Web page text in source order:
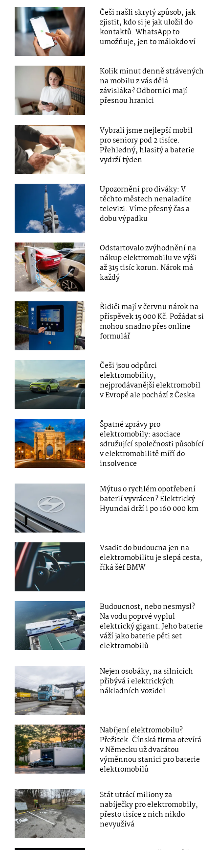
Češi našli skrytý způsob, jak
zjistit, kdo si je jak uložil do
kontaktů. WhatsApp to
umožňuje, jen to málokdo ví
Kolik minut denně strávených
na mobilu z vás dělá
závisláka? Odborníci mají
přesnou hranici
Vybrali jsme nejlepší mobil
pro seniory pod 2 tisíce.
Přehledný, hlasitý a baterie
vydrží týden
Upozornění pro diváky: V
těchto městech nenaladíte
televizi. Víme přesný čas a
dobu výpadku
Odstartovalo zvýhodnění na
nákup elektromobilu ve výši
až 315 tisíc korun. Nárok má
každý
Řidiči mají v červnu nárok na
příspěvek 15 000 Kč. Požádat si
mohou snadno přes online
formulář
Češi jsou odpůrci
elektromobility,
nejprodávanější elektromobil
v Evropě ale pochází z Česka
Špatné zprávy pro
elektromobily: asociace
sdružující společnosti působící
v elektromobilitě míří do
insolvence
Mýtus o rychlém opotřebení
baterií vyvrácen? Elektrický
Hyundai drží i po 160 000 km
Vsadit do budoucna jen na
elektromobilitu je slepá cesta,
říká šéf BMW
Budoucnost, nebo nesmysl?
Na vodu poprvé vyplul
elektrický gigant. Jeho baterie
váží jako baterie pěti set
elektromobilů
Nejen osobáky, na silnicích
přibývá i elektrických
nákladních vozidel
Nabíjení elektromobilu?
Přežitek. Čínská firma otevírá
v Německu už dvacátou
výměnnou stanici pro baterie
elektromobilů
Stát utrácí miliony za
nabíječky pro elektromobily,
přesto tisíce z nich nikdo
nevyužívá